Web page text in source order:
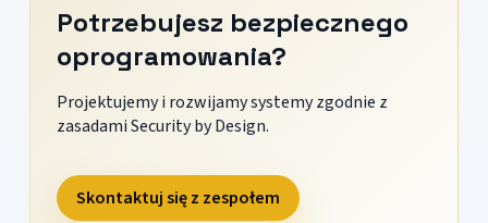
Potrzebujesz bezpiecznego
oprogramowania?
Projektujemy i rozwijamy systemy zgodnie z
zasadami Security by Design.
Skontaktuj się z zespołem